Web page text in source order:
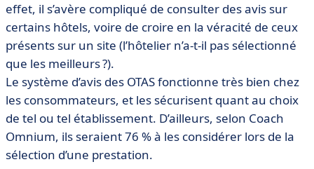
effet, il s’avère compliqué de consulter des avis sur
certains hôtels, voire de croire en la véracité de ceux
présents sur un site (l’hôtelier n’a-t-il pas sélectionné
que les meilleurs ?).
Le système d’avis des OTAS fonctionne très bien chez
les consommateurs, et les sécurisent quant au choix
de tel ou tel établissement. D’ailleurs, selon Coach
Omnium, ils seraient 76 % à les considérer lors de la
sélection d’une prestation.